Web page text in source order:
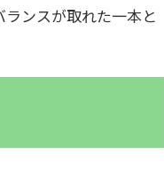
ンスが取れた一本と